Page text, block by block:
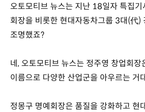
오토모티브 뉴스는 지난 18일자 특집기
회장을 비롯한 현대자동차그룹 3대(代)
조명했죠?
네, 오토모티브 뉴스는 정주영 창업회장
이름으로 다양한 산업군을 아우르는 거
정몽구 명예회장은 품질을 강화하고 현